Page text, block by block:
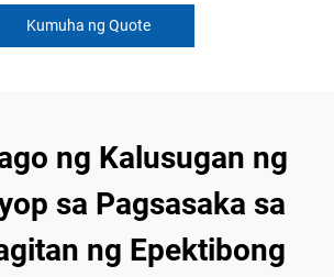
Kumuha ng Quote
ng Kalusugan ng
sa Pagsasaka sa
ng Epektibong